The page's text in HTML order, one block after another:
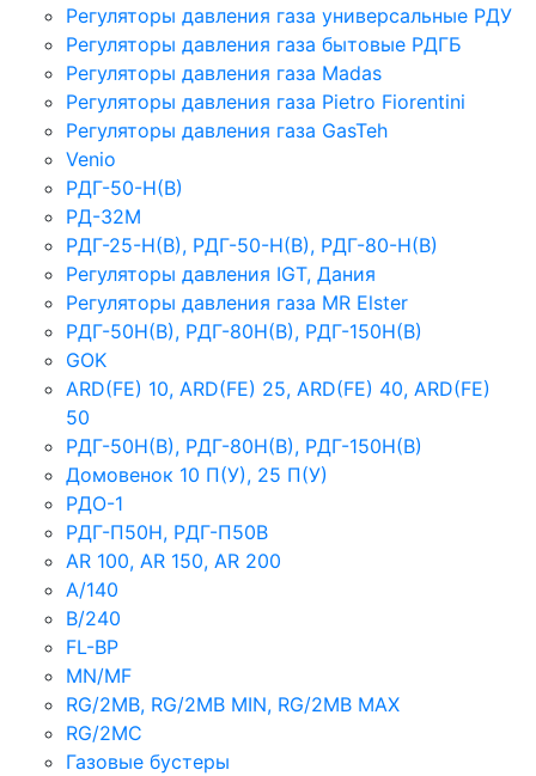
Регуляторы давления газа универсальные РДУ
Регуляторы давления газа бытовые РДГБ
Регуляторы давления газа Madas
Регуляторы давления газа Рietro Fiorentini
Регуляторы давления газа GasTeh
Venio
РДГ-50-Н(В)
РД-32М
РДГ-25-Н(В), РДГ-50-Н(В), РДГ-80-Н(В)
Регуляторы давления IGT, Дания
Регуляторы давления газа MR Elster
РДГ-50Н(В), РДГ-80Н(В), РДГ-150Н(В)
GOK
ARD(FE) 10, ARD(FE) 25, ARD(FE) 40, ARD(FE)
50
РДГ-50Н(В), РДГ-80Н(В), РДГ-150Н(В)
Домовенок 10 П(У), 25 П(У)
РДО-1
РДГ-П50Н, РДГ-П50В
AR 100, AR 150, AR 200
A/140
B/240
FL-BP
MN/MF
RG/2MB, RG/2MB MIN, RG/2MB MAX
RG/2MC
Газовые бустеры